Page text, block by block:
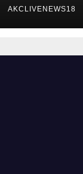
AKCLIVENEWS18